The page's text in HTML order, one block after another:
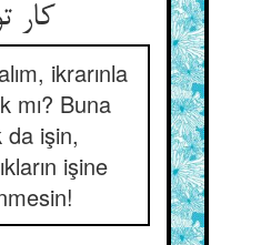
کار
ikrarınla
mı? Buna
da işin,
işine